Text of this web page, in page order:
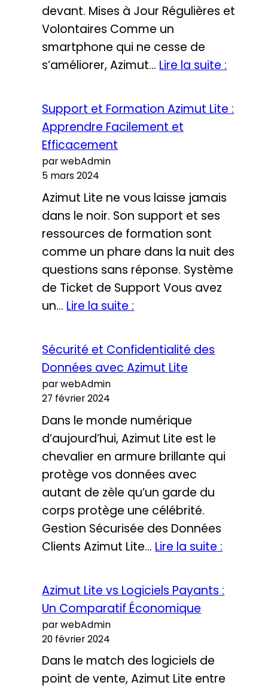
devant. Mises à Jour Régulières et
Volontaires Comme un
smartphone qui ne cesse de
s’améliorer, Azimut… Lire la suite :
Une
Support et Formation Azimut Lite :
Apprendre Facilement et
Efficacement
par webAdmin
5 mars 2024
Azimut Lite ne vous laisse jamais
dans le noir. Son support et ses
ressources de formation sont
comme un phare dans la nuit des
questions sans réponse. Système
de Ticket de Support Vous avez
un… Lire la suite :
Formation
Azimut
Lite
Apprendre
Facilement
Efficacement
Sécurité et Confidentialité des
Données avec Azimut Lite
par webAdmin
27 février 2024
Dans le monde numérique
d’aujourd’hui, Azimut Lite est le
chevalier en armure brillante qui
protège vos données avec
autant de zèle qu’un garde du
corps protège une célébrité.
Gestion Sécurisée des Données
Clients Azimut Lite… Lire la suite :
des
Lite
Azimut Lite vs Logiciels Payants :
Un Comparatif Économique
par webAdmin
20 février 2024
Dans le match des logiciels de
point de vente, Azimut Lite entre